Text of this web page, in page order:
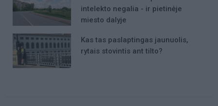
intelekto negalia - ir pietinėje
miesto dalyje
Kas tas paslaptingas jaunuolis,
rytais stovintis ant tilto?